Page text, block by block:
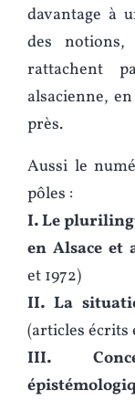
davantage à
des
rattachent
alsacienne,
près.
Aussi le
pôles :
I. Le
en Alsace et
et 1972)
II. La
(articles écrits
III.